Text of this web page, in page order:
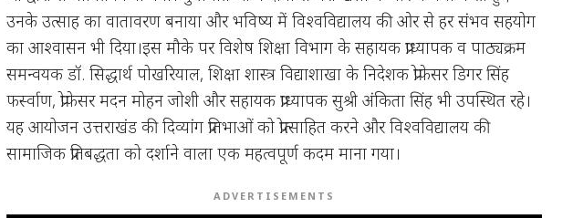
उनके उत्साह का वातावरण बनाया और भविष्य में विश्वविद्यालय की ओर से हर संभव सहयोग
का आश्वासन भी दिया।इस मौके पर विशेष शिक्षा विभाग के सहायक प्राध्यापक व पाठ्यक्रम
समन्वयक डॉ. सिद्धार्थ पोखरियाल, शिक्षा शास्त्र विद्याशाखा के निदेशक प्रोफेसर डिगर सिंह
फर्स्वाण, प्रोफेसर मदन मोहन जोशी और सहायक प्राध्यापक सुश्री अंकिता सिंह भी उपस्थित रहे।
यह आयोजन उत्तराखंड की दिव्यांग प्रतिभाओं को प्रोत्साहित करने और विश्वविद्यालय की
सामाजिक प्रतिबद्धता को दर्शाने वाला एक महत्वपूर्ण कदम माना गया।
ADVERTISEMENTS